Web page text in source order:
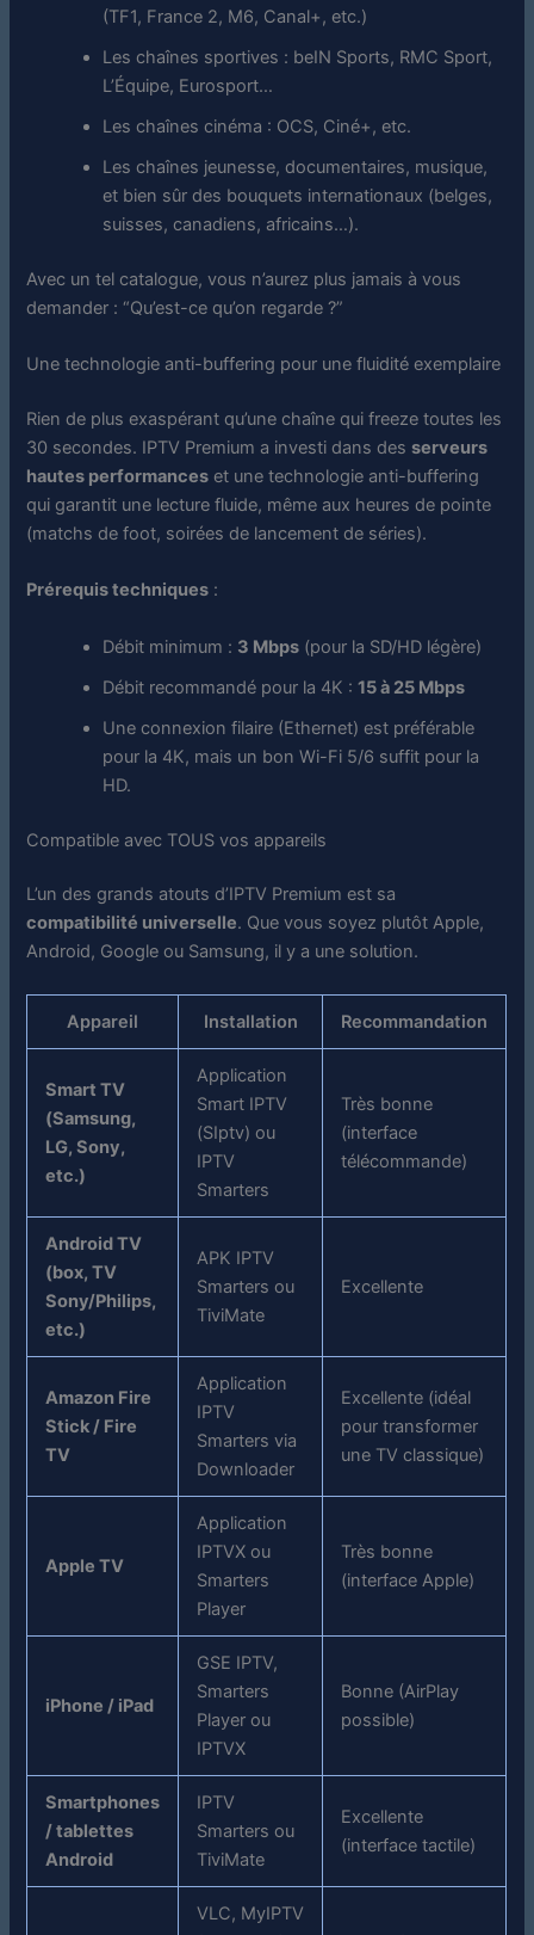
(TF1, France 2, M6, Canal+, etc.)
Les chaînes sportives : beIN Sports, RMC Sport,
L’Équipe, Eurosport…
Les chaînes cinéma : OCS, Ciné+, etc.
Les chaînes jeunesse, documentaires, musique,
et bien sûr des bouquets internationaux (belges,
suisses, canadiens, africains…).
Avec un tel catalogue, vous n’aurez plus jamais à vous
demander : “Qu’est-ce qu’on regarde ?”
Une technologie anti-buffering pour une fluidité exemplaire
Rien de plus exaspérant qu’une chaîne qui freeze toutes les
30 secondes. IPTV Premium a investi dans des serveurs
hautes performances et une technologie anti-buffering
qui garantit une lecture fluide, même aux heures de pointe
(matchs de foot, soirées de lancement de séries).
Prérequis techniques :
Débit minimum : 3 Mbps (pour la SD/HD légère)
Débit recommandé pour la 4K :15 à 25 Mbps
Une connexion filaire (Ethernet) est préférable
pour la 4K, mais un bon Wi-Fi 5/6 suffit pour la
HD.
Compatible avec TOUS vos appareils
L’un des grands atouts d’IPTV Premium est sa
compatibilité universelle. Que vous soyez plutôt Apple,
Android, Google ou Samsung, il y a une solution.
Appareil Installation Recommandation
Smart TV
(Samsung,
LG, Sony,
etc.)
Application
Smart IPTV
(SIptv) ou
IPTV
Smarters
Très bonne
(interface
télécommande)
Android TV
(box, TV
Sony/Philips,
etc.)
APK IPTV
Smarters ou
TiviMate
Excellente
Amazon Fire
Stick / Fire
TV
Application
IPTV
Smarters via
Downloader
Excellente (idéal
pour transformer
une TV classique)
Apple TV
Application
IPTVX ou
Smarters
Player
Très bonne
(interface Apple)
iPhone / iPad
GSE IPTV,
Smarters
Player ou
IPTVX
Bonne (AirPlay
possible)
Smartphones
/ tablettes
Android
IPTV
Smarters ou
TiviMate
Excellente
(interface tactile)
VLC, MyIPTV